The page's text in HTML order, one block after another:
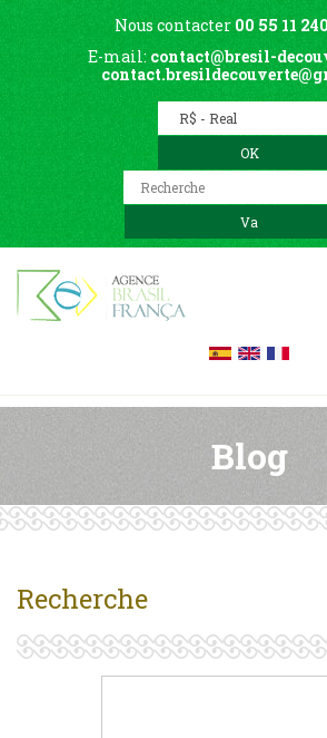
Nous contacter 00 55 11
E-mail: contact@bresil-
Blog
Recherche